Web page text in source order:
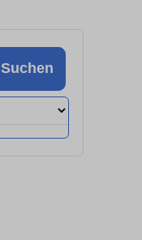
Suchen